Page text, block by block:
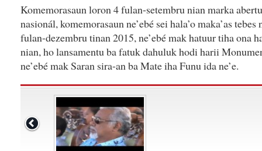
Komemorasaun loron 4 fulan-setembru nian marka
nasionál, komemorasaun ne’ebé sei hala’o maka’as
fulan-dezembru tinan 2015, ne’ebé mak hatuur tiha ona
nian, ho lansamentu ba fatuk dahuluk hodi harii
ne’ebé mak Saran sira-an ba Mate iha Funu ida ne’e.